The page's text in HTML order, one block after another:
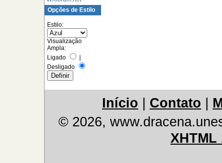
Opções de Estilo
Estilo:
Visualização
Ampla:
Ligado
|
Desligado
Início Contato
© 2026,
XHTML